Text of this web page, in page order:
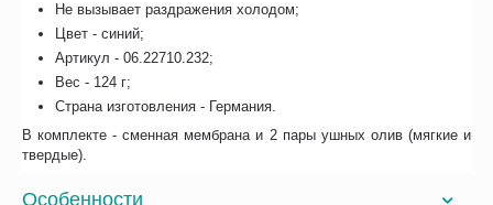
Не вызывает раздражения холодом;
Цвет - синий;
Артикул - 06.22710.232;
Вес - 124 г;
Страна изготовления - Германия.
В комплекте - сменная мембрана и 2 пары ушных олив (мягкие и
твердые).
Особенности